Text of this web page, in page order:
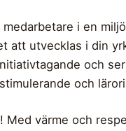
i en
att utvecklas i din
och
och
Med värme och